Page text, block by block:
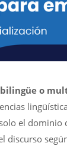
o
el dominio
discurso